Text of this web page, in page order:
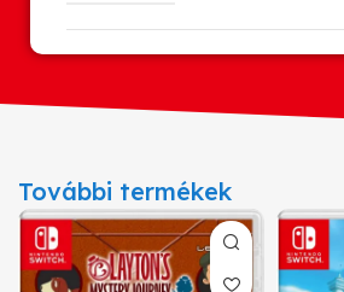
További termékek